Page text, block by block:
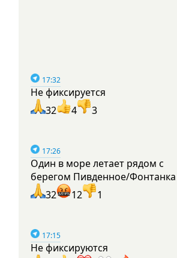
17:32
Не фиксируется
32
4 3
17:26
Один в море летает рядом с
берегом Пивденное/Фонтанка
32
12 1
17:15
Не фиксируются